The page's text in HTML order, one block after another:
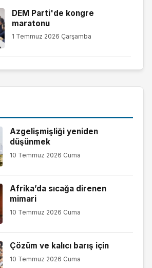
DEM Parti'de kongre
maratonu
1 Temmuz 2026 Çarşamba
Azgelişmişliği yeniden
düşünmek
10 Temmuz 2026 Cuma
Afrika’da sıcağa direnen
mimari
10 Temmuz 2026 Cuma
Çözüm ve kalıcı barış için
10 Temmuz 2026 Cuma